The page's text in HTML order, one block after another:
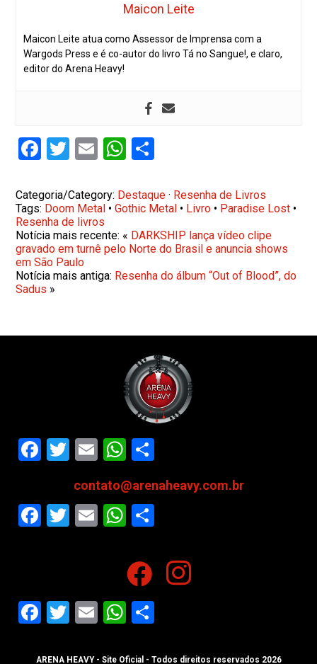
Maicon Leite
Maicon Leite atua como Assessor de Imprensa com a
Wargods Press e é co-autor do livro Tá no Sangue!, e claro,
editor do Arena Heavy!
Facebook
Twitter
EmailWhatsApp
Categoria/Category: Destaque · Resenha de Livros
Tags: Doom Metal •Gothic Metal • Livro • Paradise Lost •
Resenha de livros
Notícia mais recente: « DARKSHIP lança vídeo clipe
gravado em turnê pelo Norte do Brasil e anuncia shows
em São Paulo
Notícia mais antiga: Resenha do álbum “Out of Blood”, do
Sadus »
Facebook
Twitter
EmailWhatsApp
contato@arenaheavy.com.br
Facebook
Twitter
EmailWhatsApp
Facebook
Twitter
EmailWhatsApp
ARENA HEAVY - Site Oficial - Todos direitos reservados 2026